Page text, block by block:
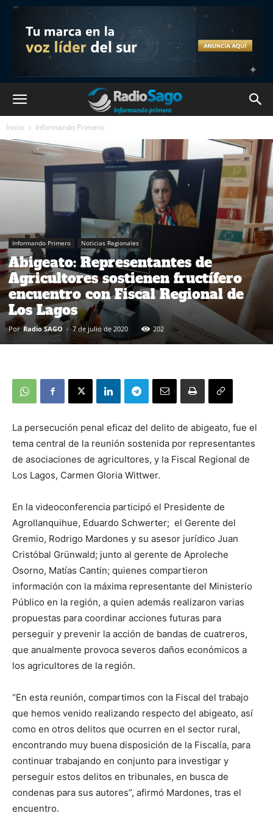
Inicio Informando Primero
Informando Primero Noticias Regionales
Abigeato: Representantes de
Agricultores sostienen fructífero
encuentro con Fiscal Regional de
Los Lagos
Por Radio SAGO - 7 de julio de 2020 202
La persecución penal eficaz del delito de abigeato, fue el
tema central de la reunión sostenida por representantes
de asociaciones de agricultores, y la Fiscal Regional de
Los Lagos, Carmen Gloria Wittwer.
En la videoconferencia participó el Presidente de
Agrollanquihue, Eduardo Schwerter; el Gerente del
Gremio, Rodrigo Mardones y su asesor jurídico Juan
Cristóbal Grünwald; junto al gerente de Aproleche
Osorno, Matías Cantin; quienes compartieron
información con la máxima representante del Ministerio
Público en la región, a quien además realizaron varias
propuestas para coordinar acciones futuras para
perseguir y prevenir la acción de bandas de cuatreros,
que anualmente provoca severos daños económicos a
los agricultores de la región.
“En esta reunión, compartimos con la Fiscal del trabajo
que hemos venido realizando respecto del abigeato, así
como en otros delitos que ocurren en el sector rural,
encontrando muy buena disposición de la Fiscalía, para
continuar trabajando en conjunto para investigar y
perseguir estos delitos en tribunales, en busca de
condenas para sus autores”, afirmó Mardones, tras el
encuentro.